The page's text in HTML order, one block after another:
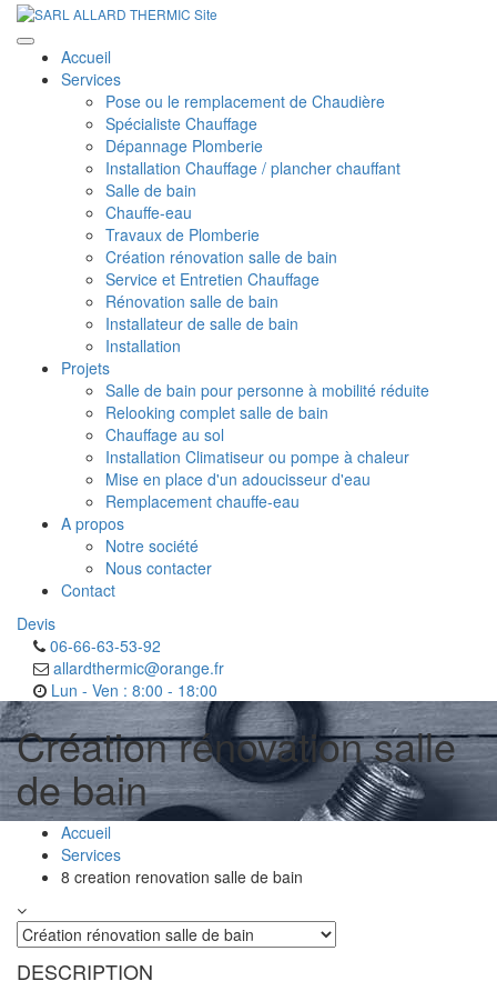
Accueil
Services
Pose ou le remplacement de Chaudière
Spécialiste Chauffage
Dépannage Plomberie
Installation Chauffage / plancher chauffant
Salle de bain
Chauffe-eau
Travaux de Plomberie
Création rénovation salle de bain
Service et Entretien Chauffage
Rénovation salle de bain
Installateur de salle de bain
Installation
Projets
Salle de bain pour personne à mobilité réduite
Relooking complet salle de bain
Chauffage au sol
Installation Climatiseur ou pompe à chaleur
Mise en place d'un adoucisseur d'eau
Remplacement chauffe-eau
A propos
Notre société
Nous contacter
Contact
Devis
06-66-63-53-92
allardthermic@orange.fr
Lun - Ven : 8:00 - 18:00
Création rénovation salle
de bain
Accueil
Services
8 creation renovation salle de bain
DESCRIPTION